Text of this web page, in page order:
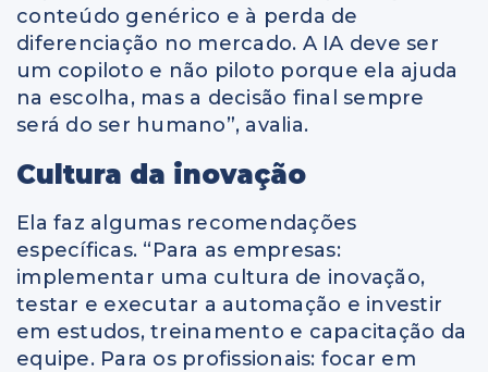
conteúdo genérico e à perda de
diferenciação no mercado. A IA deve ser
um copiloto e não piloto porque ela ajuda
na escolha, mas a decisão final sempre
será do ser humano”, avalia.
Cultura da inovação
Ela faz algumas recomendações
específicas. “Para as empresas:
implementar uma cultura de inovação,
testar e executar a automação e investir
em estudos, treinamento e capacitação da
equipe. Para os profissionais: focar em